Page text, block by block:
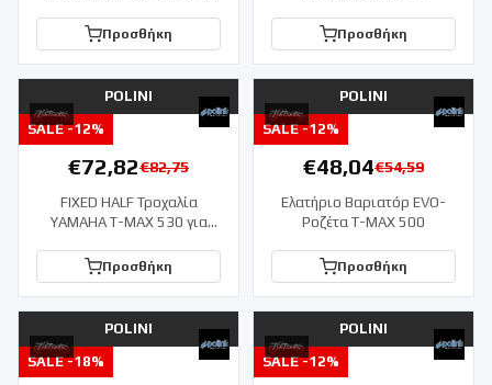
Προσθήκη Προσθήκη
POLINI
SALE -12%
€72,82€82,75
FIXED HALF Τροχαλία
YAMAHA T-MAX 530 για
Προσθήκη
POLINI
SALE -12%
€48,04€54,59
Ελατήριο Βαριατόρ EVO-
Ροζέτα T-MAX 500
Προσθήκη
POLINI
SALE -18%
POLINI
SALE -12%